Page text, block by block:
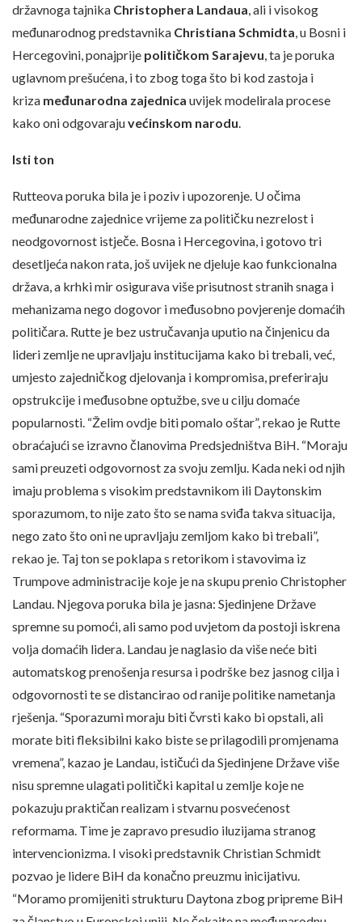
državnoga tajnika Christophera Landaua , ali i visokog
međunarodnog predstavnika Christiana Schmidta , u Bosni i
Hercegovini, ponajprije političkom Sarajevu , ta je poruka
uglavnom prešućena, i to zbog toga što bi kod zastoja i
kriza međunarodna zajednica uvijek modelirala procese
kako oni odgovarajuvećinskom narodu
Isti ton
Rutteova poruka bila je i poziv i upozorenje. U očima
međunarodne zajednice vrijeme za političku nezrelost i
neodgovornost istječe. Bosna i Hercegovina, i gotovo tri
desetljeća nakon rata, još uvijek ne djeluje kao funkcionalna
država, a krhki mir osigurava više prisutnost stranih snaga i
mehanizama nego dogovor i međusobno povjerenje domaćih
političara. Rutte je bez ustručavanja uputio na činjenicu da
lideri zemlje ne upravljaju institucijama kako bi trebali, već,
umjesto zajedničkog djelovanja i kompromisa, preferiraju
opstrukcije i međusobne optužbe, sve u cilju domaće
popularnosti. “Želim ovdje biti pomalo oštar”, rekao je Rutte
obraćajući se izravno članovima Predsjedništva BiH. “Moraju
sami preuzeti odgovornost za svoju zemlju. Kada neki od njih
imaju problema s visokim predstavnikom ili Daytonskim
sporazumom, to nije zato što se nama sviđa takva situacija,
nego zato što oni ne upravljaju zemljom kako bi trebali”,
rekao je. Taj ton se poklapa s retorikom i stavovima iz
Trumpove administracije koje je na skupu prenio Christopher
Landau. Njegova poruka bila je jasna: Sjedinjene Države
spremne su pomoći, ali samo pod uvjetom da postoji iskrena
volja domaćih lidera. Landau je naglasio da više neće biti
automatskog prenošenja resursa i podrške bez jasnog cilja i
odgovornosti te se distancirao od ranije politike nametanja
rješenja. “Sporazumi moraju biti čvrsti kako bi opstali, ali
morate biti fleksibilni kako biste se prilagodili promjenama
vremena”, kazao je Landau, ističući da Sjedinjene Države više
nisu spremne ulagati politički kapital u zemlje koje ne
pokazuju praktičan realizam i stvarnu posvećenost
reformama. Time je zapravo presudio iluzijama stranog
intervencionizma. I visoki predstavnik Christian Schmidt
pozvao je lidere BiH da konačno preuzmu inicijativu.
“Moramo promijeniti strukturu Daytona zbog pripreme BiH